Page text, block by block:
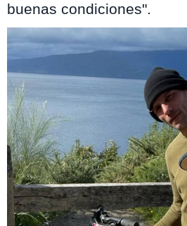
buenas condiciones".